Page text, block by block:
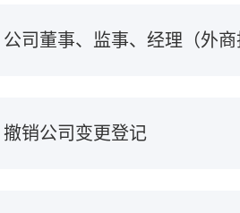
撤销公司变更登记